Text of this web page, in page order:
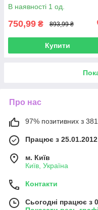
В наявності 1 од.
750,99 ₴ 893,99 ₴
Купити
Про нас
97% позитивних з
Працює з 25.01.2012
м. Київ
Київ, Україна
Контакти
Сьогодні працює з